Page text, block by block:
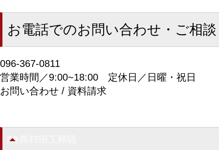
お電話でのお問い合わせ・ご相談
096-367-0811
営業時間／9:00~18:00 定休日／日曜・祝日
お問い合わせ / 資料請求